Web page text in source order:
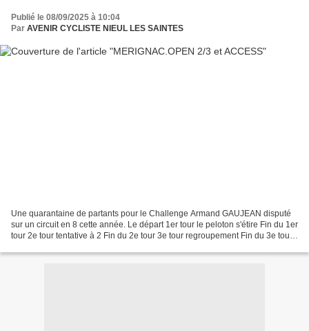
Publié le 08/09/2025 à 10:04
Par AVENIR CYCLISTE NIEUL LES SAINTES
Une quarantaine de partants pour le Challenge Armand GAUJEAN disputé
sur un circuit en 8 cette année. Le départ 1er tour le peloton s'étire Fin du 1er
tour 2e tour tentative à 2 Fin du 2e tour 3e tour regroupement Fin du 3e tour